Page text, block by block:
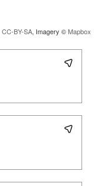
CC-BY-SA, Imagery ©Mapbox